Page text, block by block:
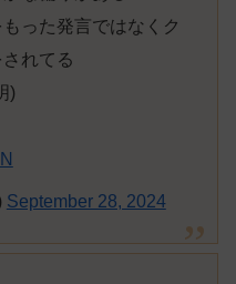
った発言ではなくク
れてる
)
September 28, 2024